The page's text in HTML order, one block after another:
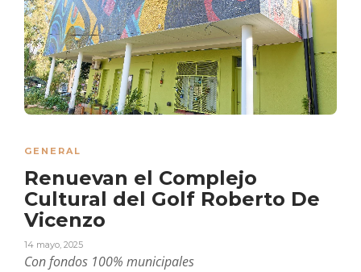
GENERAL
Renuevan el Complejo
Cultural del Golf Roberto De
Vicenzo
14 mayo, 2025
Con fondos 100% municipales